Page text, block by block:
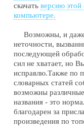
скачатьверсию этой
компьютере.
Возможны, и даже
неточности,
последующей
сил не хватает, но
исправлю.Также по
словарных статей
возможны
названия - это
благодарен за
произведения по